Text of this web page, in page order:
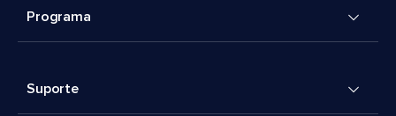
Programa
Suporte